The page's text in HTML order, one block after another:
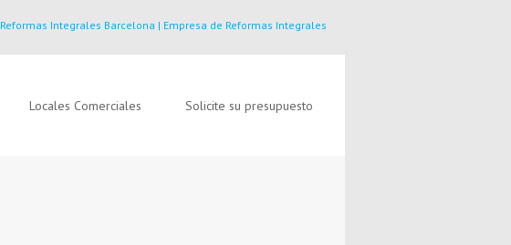
Reformas Integrales Barcelona | Empresa de Reformas Integrales
Locales Comerciales Solicite su presupuesto